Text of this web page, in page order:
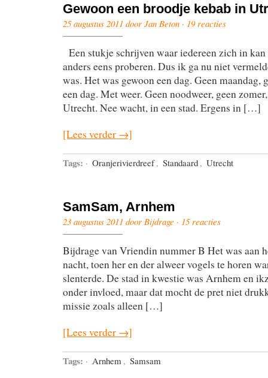
Gewoon een broodje kebab in
25 augustus 2011 door Jan Beton · 19 reacties
Een stukje schrijven waar iedereen zich in
anders eens proberen. Dus ik ga nu niet
was. Het was gewoon een dag. Geen maandag,
een dag. Met weer. Geen noodweer, geen
Utrecht. Nee wacht, in een stad. Ergens in […]
[Lees verder →]
Tags: · Oranjerivierdreef , Standaard , Utrecht
SamSam, Arnhem
23 augustus 2011 door Bijdrage · 15 reacties
Bijdrage van Vriendin nummer B Het was aan
nacht, toen her en der alweer vogels te horen
slenterde. De stad in kwestie was Arnhem en
onder invloed, maar dat mocht de pret niet
missie zoals alleen […]
[Lees verder →]
Tags: · Arnhem , Samsam